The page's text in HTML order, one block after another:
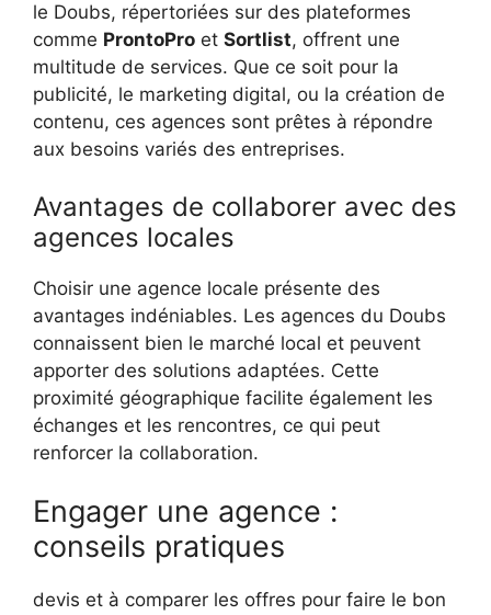
le Doubs, répertoriées sur des plateformes
comme ProntoPro et Sortlist, offrent une
multitude de services. Que ce soit pour la
publicité, le marketing digital, ou la création de
contenu, ces agences sont prêtes à répondre
aux besoins variés des entreprises.
Avantages de collaborer avec des
agences locales
Choisir une agence locale présente des
avantages indéniables. Les agences du Doubs
connaissent bien le marché local et peuvent
apporter des solutions adaptées. Cette
proximité géographique facilite également les
échanges et les rencontres, ce qui peut
renforcer la collaboration.
Engager une agence :
conseils pratiques
devis et à comparer les offres pour faire le bon